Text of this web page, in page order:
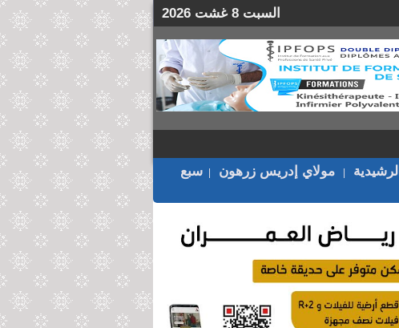
السبت 8 غشت 2026
الرشيدية مولاي إدريس زرهون
سبع